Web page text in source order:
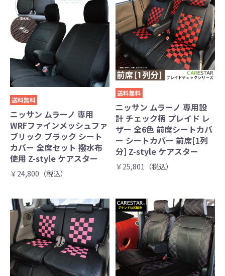
送料無料
ニッサン ムラーノ 専用
WRFファインメッシュファ
ブリック ブラック シート
カバー 全席セット 撥水布
使用 Z-style ケアスター
￥24,800（税込）
送料無料
ニッサン ムラーノ 専用設
計 チェック柄 プレイド レ
ザー 全6色 前席シートカバ
ー シートカバー 前席[1列
分] Z-style ケアスター
￥25,801（税込）